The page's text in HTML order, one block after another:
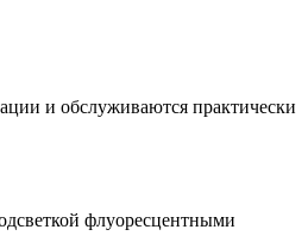
и обслуживаются практически
флуоресцентными